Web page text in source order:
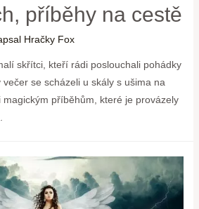
příběhy na cestě
Hračky Fox
skřítci, kteří rádi poslouchali pohádky
se scházeli u skály s ušima na
příběhům, které je provázely